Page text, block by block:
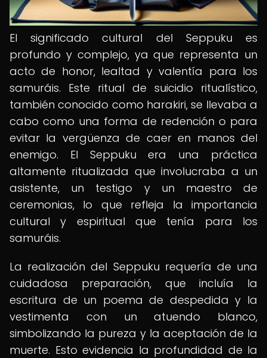
El significado cultural del Seppuku es
profundo y complejo, ya que representa un
acto de honor, lealtad y valentía para los
samuráis. Este ritual de suicidio ritualístico,
también conocido como harakiri, se llevaba a
cabo como una forma de redención o para
evitar la vergüenza de caer en manos del
enemigo. El Seppuku era una práctica
altamente ritualizada que involucraba a un
asistente, un testigo y un maestro de
ceremonias, lo que refleja la importancia
cultural y espiritual que tenía para los
samuráis.
La realización del Seppuku requería de una
cuidadosa preparación, que incluía la
escritura de un poema de despedida y la
vestimenta con un atuendo blanco,
simbolizando la pureza y la aceptación de la
muerte. Esto evidencia la profundidad de la